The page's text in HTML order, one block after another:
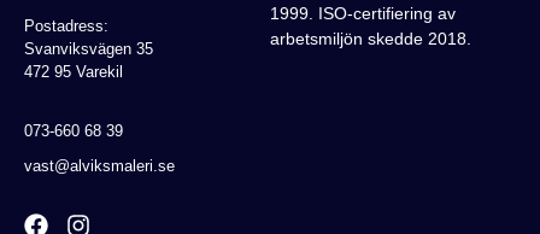
Postadress:
Svanviksvägen 35
472 95 Varekil
073-660 68 39
vast@alviksmaleri.se
1999. ISO-certifiering av
arbetsmiljön skedde 2018.